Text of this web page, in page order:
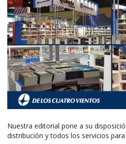
Nuestra editorial pone a su
distribución y todos los servicios